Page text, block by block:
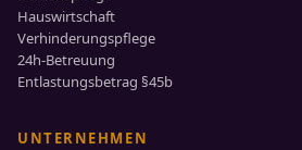
Hauswirtschaft
Verhinderungspflege
24h-Betreuung
Entlastungsbetrag §45b
UNTERNEHMEN